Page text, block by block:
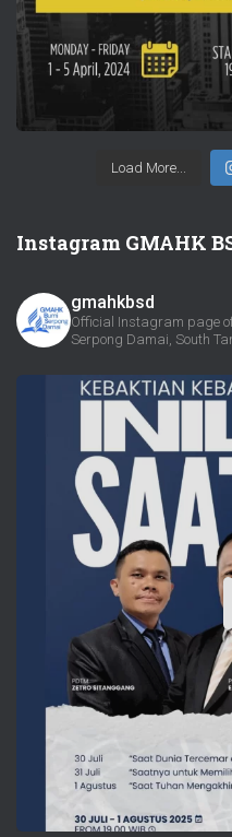
Load More...
Instagram GMAHK
gmahkbsd
Official Instagram page
Serpong Damai, South